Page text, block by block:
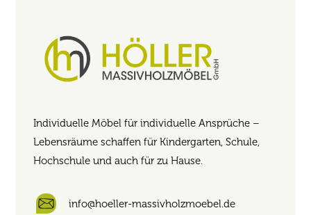
Individuelle Möbel für individuelle Ansprüche –
Lebensräume schaffen für Kindergarten, Schule,
Hochschule und auch für zu Hause.
info@hoeller-massivholzmoebel.de